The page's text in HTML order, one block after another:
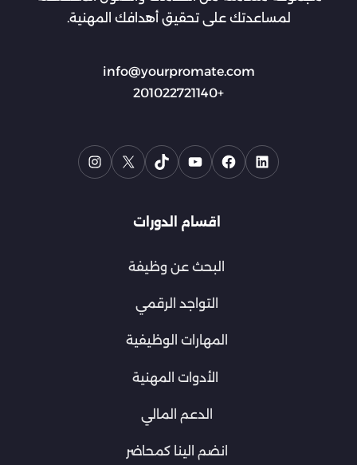
لمساعدتك على تحقيق أهدافك المهنية.
info@yourpromate.com
+201022721140
اقسام الدورات
البحث عن وظيفة
التواجد الرقمي
المهارات الوظيفية
الأدوات المهنية
الدعم المالي
انضم الينا كمحاضر